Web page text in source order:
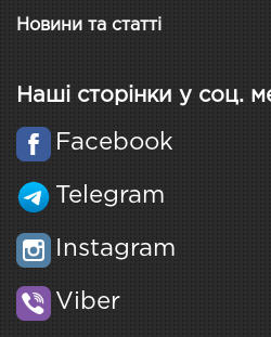
Новини та статті
Наші сторінки у соц.
Facebook
Telegram
Instagram
Viber